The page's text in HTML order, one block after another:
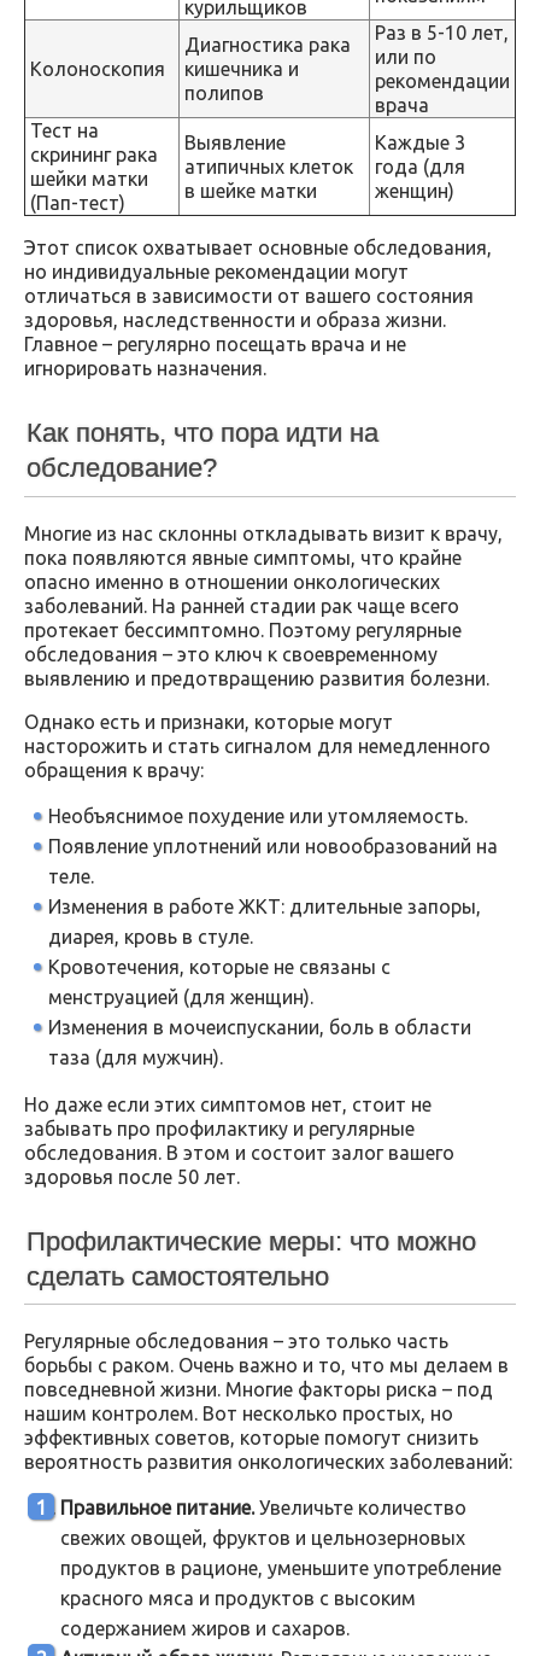
курильщиков
Колоноскопия
Диагностика рака
кишечника и
полипов
Раз в 5-10 лет,
или по
рекомендации
врача
Тест на
скрининг рака
шейки матки
(Пап-тест)
Выявление
атипичных клеток
в шейке матки
Каждые 3
года (для
женщин)
Этот список охватывает основные обследования,
но индивидуальные рекомендации могут
отличаться в зависимости от вашего состояния
здоровья, наследственности и образа жизни.
Главное – регулярно посещать врача и не
игнорировать назначения.
Как понять, что пора идти на
обследование?
Многие из нас склонны откладывать визит к врачу,
пока появляются явные симптомы, что крайне
опасно именно в отношении онкологических
заболеваний. На ранней стадии рак чаще всего
протекает бессимптомно. Поэтому регулярные
обследования – это ключ к своевременному
выявлению и предотвращению развития болезни.
Однако есть и признаки, которые могут
насторожить и стать сигналом для немедленного
обращения к врачу:
Необъяснимое похудение или утомляемость.
Появление уплотнений или новообразований на
теле.
Изменения в работе ЖКТ: длительные запоры,
диарея, кровь в стуле.
Кровотечения, которые не связаны с
менструацией (для женщин).
Изменения в мочеиспускании, боль в области
таза (для мужчин).
Но даже если этих симптомов нет, стоит не
забывать про профилактику и регулярные
обследования. В этом и состоит залог вашего
здоровья после 50 лет.
Профилактические меры: что можно
сделать самостоятельно
Регулярные обследования – это только часть
борьбы с раком. Очень важно и то, что мы делаем в
повседневной жизни. Многие факторы риска – под
нашим контролем. Вот несколько простых, но
эффективных советов, которые помогут снизить
вероятность развития онкологических заболеваний:
Правильное питание.Увеличьте количество
свежих овощей, фруктов и цельнозерновых
продуктов в рационе, уменьшите употребление
красного мяса и продуктов с высоким
содержанием жиров и сахаров.